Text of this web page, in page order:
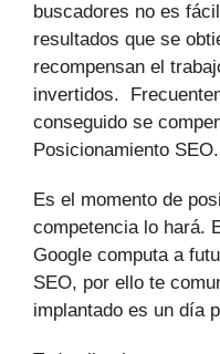
buscadores no es
resultados que se
recompensan el
invertidos.
conseguido se
Posicionamiento SEO.
Es el momento de
competencia lo hará.
Google computa a
SEO, por ello te
implantado es un día